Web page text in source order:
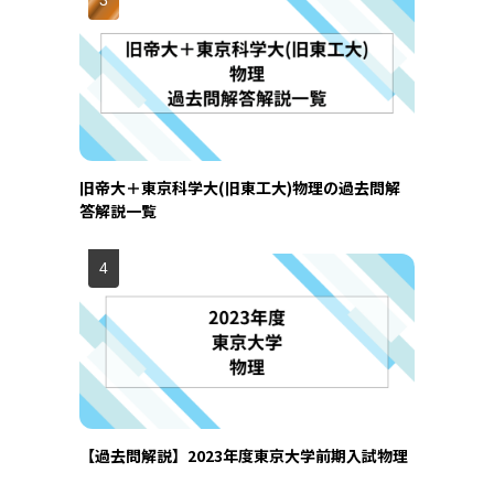
旧帝大＋東京科学大(旧東工大)物理の過去問解
答解説一覧
【過去問解説】2023年度東京大学前期入試物理